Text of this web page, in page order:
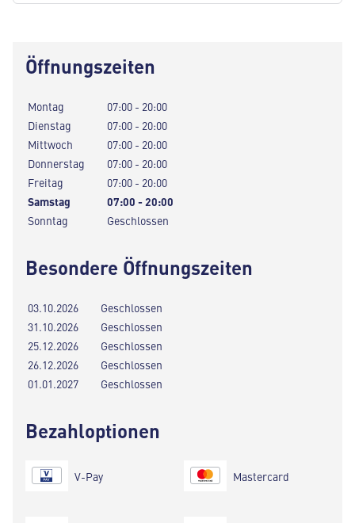
Öffnungszeiten
Montag
07:00 - 20:00
Dienstag
07:00 - 20:00
Mittwoch
07:00 - 20:00
Donnerstag
07:00 - 20:00
Freitag
07:00 - 20:00
Samstag
07:00 - 20:00
Sonntag
Geschlossen
Besondere Öffnungszeiten
03.10.2026
Geschlossen
31.10.2026
Geschlossen
25.12.2026
Geschlossen
26.12.2026
Geschlossen
01.01.2027
Geschlossen
Bezahloptionen
V-Pay Mastercard